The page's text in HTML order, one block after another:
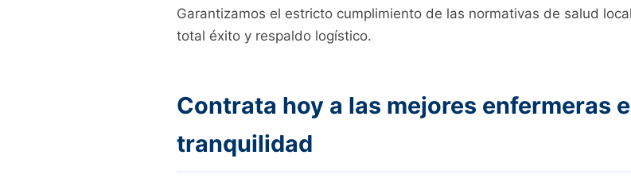
Garantizamos el estricto cumplimiento de las normativas de salud
total éxito y respaldo logístico.
Contrata hoy a las mejores enfermeras
tranquilidad